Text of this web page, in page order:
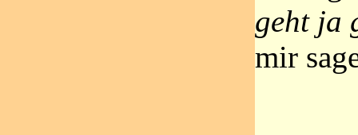
geht ja
mir